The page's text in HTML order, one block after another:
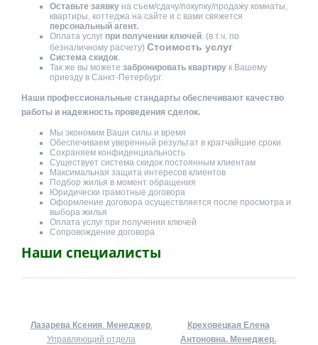
Оставьте заявку на съем/сдачу/покупку/продажу комнаты,
квартиры, коттеджа на сайте и с вами свяжется
персональный агент.
Оплата услуг при получении ключей . (в т.ч. по
безналичному расчету) Стоимость услуг
Система скидок
Так же вы можете забронировать квартиру к Вашему
приезду в Санкт-Петербург.
Наши профессиональные стандарты обеспечивают качество
работы и надежность проведения сделок.
Мы экономим Ваши силы и время
Обеспечиваем уверенный результат в кратчайшие сроки
Сохраняем конфиденциальность
Существует система скидок постоянным клиентам
Максимальная защита интересов клиентов
Подбор жилья в момент обращения
Юридически грамотные договора
Оформление договора осуществляется после просмотра и
выбора жилья
Оплата услуг при получении ключей
Сопровождение договора
Наши специалисты
Лазарева Ксения Менеджер.
Управляющий отдела
Креховецкая Елена
Антоновна. Менеджер.